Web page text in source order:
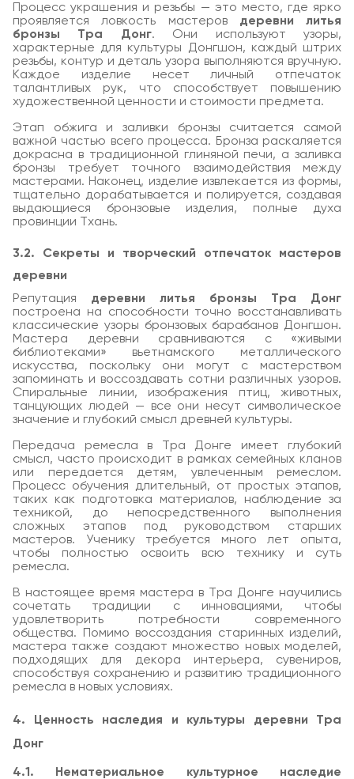
Процесс украшения и резьбы — это место, где ярко
проявляется ловкость мастеров деревни литья
бронзы Тра Донг. Они используют узоры,
характерные для культуры Донгшон, каждый штрих
резьбы, контур и деталь узора выполняются вручную.
Каждое изделие несет личный отпечаток
талантливых рук, что способствует повышению
художественной ценности и стоимости предмета.
Этап обжига и заливки бронзы считается самой
важной частью всего процесса. Бронза раскаляется
докрасна в традиционной глиняной печи, а заливка
бронзы требует точного взаимодействия между
мастерами. Наконец, изделие извлекается из формы,
тщательно дорабатывается и полируется, создавая
выдающиеся бронзовые изделия, полные духа
провинции Тхань.
3.2. Секреты и творческий отпечаток мастеров
деревни
Репутация деревни литья бронзы Тра Донг
построена на способности точно восстанавливать
классические узоры бронзовых барабанов Донгшон.
Мастера деревни сравниваются с «живыми
библиотеками» вьетнамского металлического
искусства, поскольку они могут с мастерством
запоминать и воссоздавать сотни различных узоров.
Спиральные линии, изображения птиц, животных,
танцующих людей — все они несут символическое
значение и глубокий смысл древней культуры.
Передача ремесла в Тра Донге имеет глубокий
смысл, часто происходит в рамках семейных кланов
или передается детям, увлеченным ремеслом.
Процесс обучения длительный, от простых этапов,
таких как подготовка материалов, наблюдение за
техникой, до непосредственного выполнения
сложных этапов под руководством старших
мастеров. Ученику требуется много лет опыта,
чтобы полностью освоить всю технику и суть
ремесла.
В настоящее время мастера в Тра Донге научились
сочетать традиции с инновациями, чтобы
удовлетворить потребности современного
общества. Помимо воссоздания старинных изделий,
мастера также создают множество новых моделей,
подходящих для декора интерьера, сувениров,
способствуя сохранению и развитию традиционного
ремесла в новых условиях.
4. Ценность наследия и культуры деревни Тра
Донг
4.1. Нематериальное культурное наследие